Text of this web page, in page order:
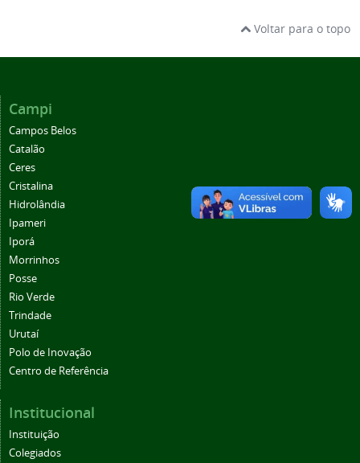
Voltar para o topo
Campi
Campos Belos
Catalão
Ceres
Cristalina
Hidrolândia
Ipameri
Iporá
Morrinhos
Posse
Rio Verde
Trindade
Urutaí
Polo de Inovação
Centro de Referência
Institucional
Instituição
Colegiados